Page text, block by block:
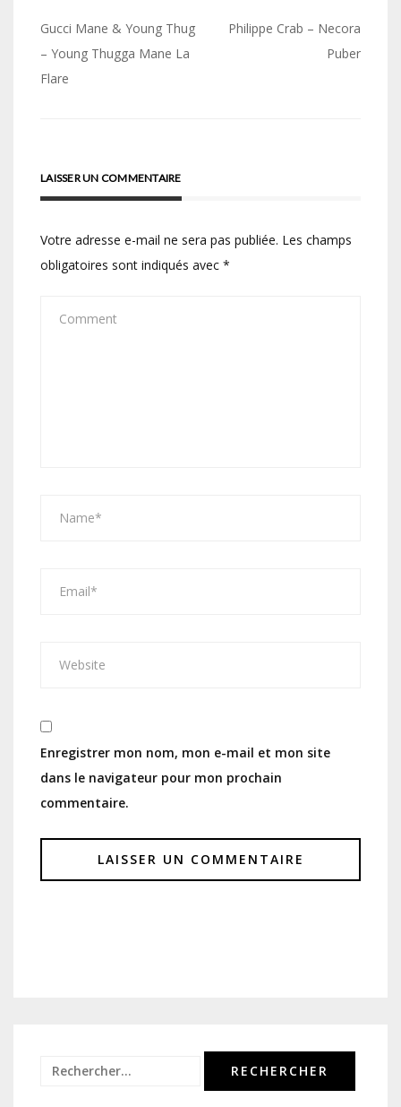
Navigation
de
l’article
Gucci Mane & Young Thug
– Young Thugga Mane La
Flare
Philippe Crab – Necora
Puber
LAISSER UN COMMENTAIRE
Votre adresse e-mail ne sera pas publiée. Les champs
obligatoires sont indiqués avec *
Enregistrer mon nom, mon e-mail et mon site
dans le navigateur pour mon prochain
commentaire.
Rechercher :